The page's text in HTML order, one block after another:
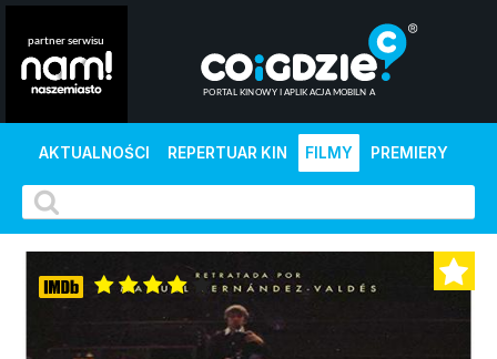
AKTUALNOŚCI REPERTUAR KIN FILMY PREMIERY